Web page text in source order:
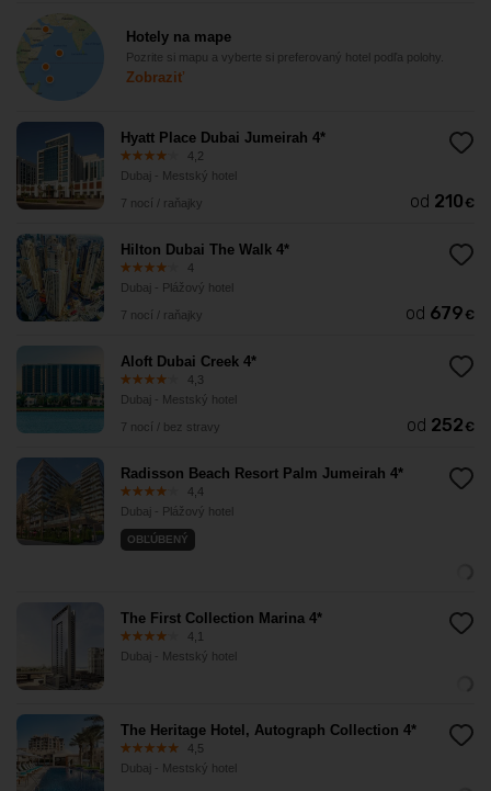
Hotely na mape
Pozrite si mapu a vyberte si preferovaný hotel podľa polohy.
Zobraziť
Hyatt Place Dubai Jumeirah 4*
4,2
Dubaj - Mestský hotel
7 nocí / raňajky od 210 €
Hilton Dubai The Walk 4*
4
Dubaj - Plážový hotel
7 nocí / raňajky od 679 €
Aloft Dubai Creek 4*
4,3
Dubaj - Mestský hotel
7 nocí / bez stravy od 252 €
Radisson Beach Resort Palm Jumeirah 4*
4,4
Dubaj - Plážový hotel
OBĽÚBENÝ
The First Collection Marina 4*
4,1
Dubaj - Mestský hotel
The Heritage Hotel, Autograph Collection 4*
4,5
Dubaj - Mestský hotel